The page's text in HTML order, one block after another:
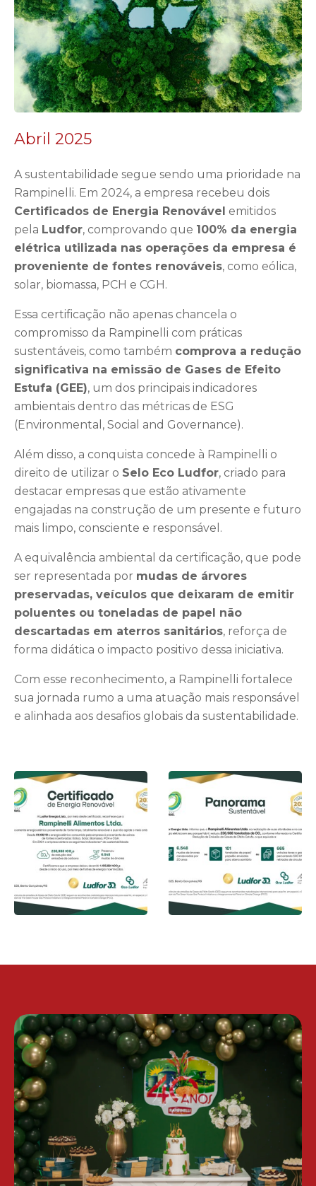
Abril 2025
A sustentabilidade segue sendo uma prioridade na
Rampinelli. Em 2024, a empresa recebeu dois
Certificados de Energia Renovável emitidos
pela Ludfor, comprovando que 100% da energia
elétrica utilizada nas operações da empresa é
proveniente de fontes renováveis, como eólica,
solar, biomassa, PCH e CGH.
Essa certificação não apenas chancela o
compromisso da Rampinelli com práticas
sustentáveis, como também comprova a redução
significativa na emissão de Gases de Efeito
Estufa (GEE), um dos principais indicadores
ambientais dentro das métricas de ESG
(Environmental, Social and Governance).
Além disso, a conquista concede à Rampinelli o
direito de utilizar o Selo Eco Ludfor, criado para
destacar empresas que estão ativamente
engajadas na construção de um presente e futuro
mais limpo, consciente e responsável.
A equivalência ambiental da certificação, que pode
ser representada por mudas de árvores
preservadas, veículos que deixaram de emitir
poluentes ou toneladas de papel não
descartadas em aterros sanitários, reforça de
forma didática o impacto positivo dessa iniciativa.
Com esse reconhecimento, a Rampinelli fortalece
sua jornada rumo a uma atuação mais responsável
e alinhada aos desafios globais da sustentabilidade.